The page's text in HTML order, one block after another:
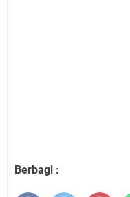
Berbagi :